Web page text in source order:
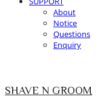
About
Notice
Questions
Enquiry
SHAVE N GROOM